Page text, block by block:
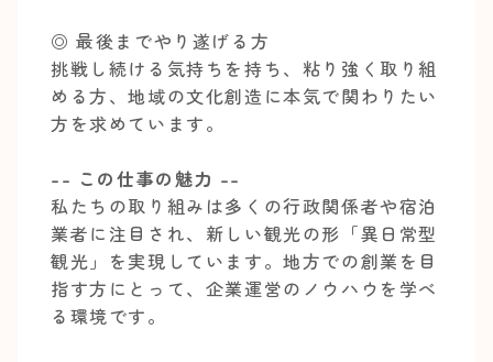
◎ 最後までやり遂げる方
挑戦し続ける気持ちを持ち、粘り強く取り組
める方、地域の文化創造に本気で関わりたい
方を求めています。
-- この仕事の魅力 --
私たちの取り組みは多くの行政関係者や宿泊
業者に注目され、新しい観光の形「異日常型
観光」を実現しています。地方での創業を目
指す方にとって、企業運営のノウハウを学べ
る環境です。